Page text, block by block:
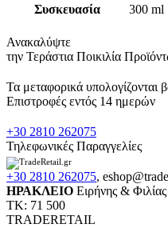
Συσκευασία
300 ml
Ανακαλύψτε
την Τεράστια Ποικιλία
Τα μεταφορικά υπολογίζονται
Επιστροφές εντός 14 ημερών
+30 2810 262075
Τηλεφωνικές Παραγγελίες
+30 2810 262075,
ΗΡΑΚΛΕΙΟ Ειρήνης &
ΤΚ: 71 500
TRADERETAIL